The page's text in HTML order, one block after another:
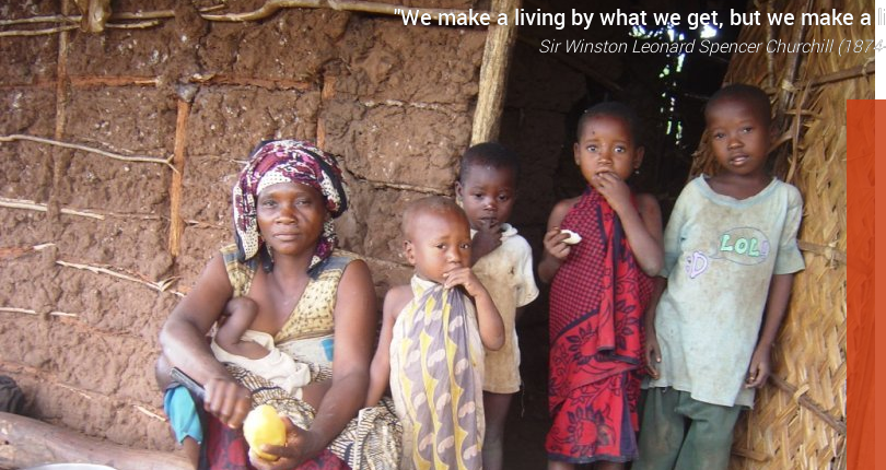
"We make a living by what we get, but we make a
Sir Winston Leonard Spencer Churchill